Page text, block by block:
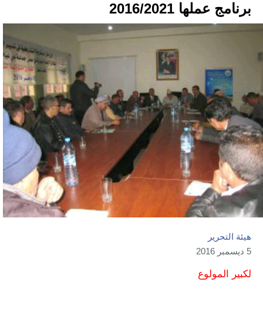
برنامج عملها 2016/2021
هيئة التحرير
5 ديسمبر 2016
لكبير المولوع